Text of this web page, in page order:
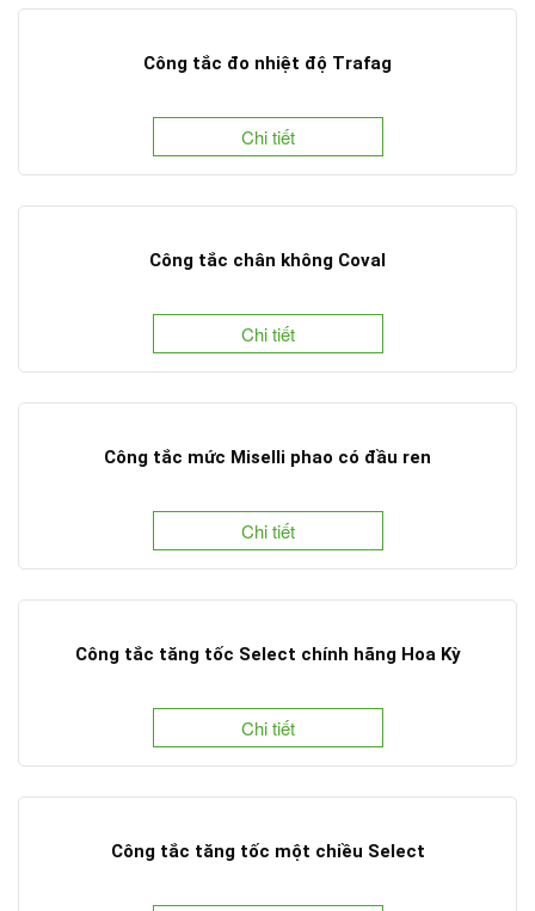
Công tắc đo nhiệt độ Trafag
Chi tiết
Công tắc chân không Coval
Chi tiết
Công tắc mức Miselli phao có đầu ren
Chi tiết
Công tắc tăng tốc Select chính hãng Hoa Kỳ
Chi tiết
Công tắc tăng tốc một chiều Select